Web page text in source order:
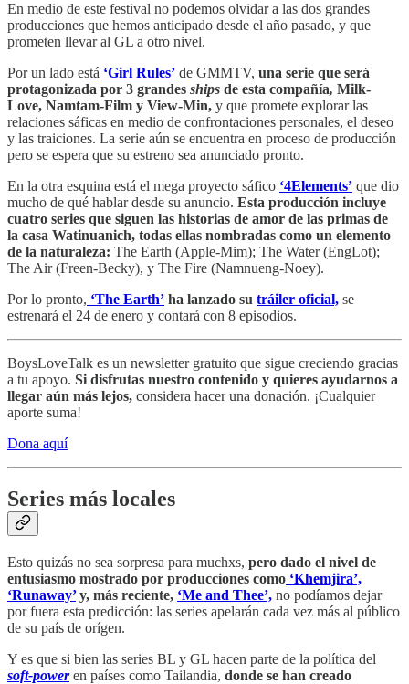
En medio de este festival no podemos olvidar a las dos grandes
producciones que hemos anticipado desde el año pasado, y que
prometen llevar al GL a otro nivel.
Por un lado está ‘Girl Rules’ de GMMTV, una serie que será
protagonizada por 3 grandes ships de esta compañía, Milk-
Love, Namtam-Film y View-Min, y que promete explorar las
relaciones sáficas en medio de confrontaciones personales, el deseo
y las traiciones. La serie aún se encuentra en proceso de producción
pero se espera que su estreno sea anunciado pronto.
En la otra esquina está el mega proyecto sáfico ‘4Elements’ que dio
mucho de qué hablar desde su anuncio. Esta producción incluye
cuatro series que siguen las historias de amor de las primas de
la casa Watinuanich, todas ellas nombradas como un elemento
de la naturaleza: The Earth (Apple-Mim); The Water (EngLot);
The Air (Freen-Becky), y The Fire (Namnueng-Noey).
Por lo pronto, ‘The Earth’ ha lanzado su tráiler oficial, se
estrenará el 24 de enero y contará con 8 episodios.
BoysLoveTalk es un newsletter gratuito que sigue creciendo gracias
a tu apoyo. Si disfrutas nuestro contenido y quieres ayudarnos a
llegar aún más lejos, considera hacer una donación. ¡Cualquier
aporte suma!
Dona aquí
Series más locales
Esto quizás no sea sorpresa para muchxs, pero dado el nivel de
entusiasmo mostrado por producciones como ‘Khemjira’,
‘Runaway’y, más reciente, ‘Me and Thee’, no podíamos dejar
por fuera esta predicción: las series apelarán cada vez más al público
de su país de orígen.
Y es que si bien las series BL y GL hacen parte de la política del
soft-power en países como Tailandia, donde se han creado